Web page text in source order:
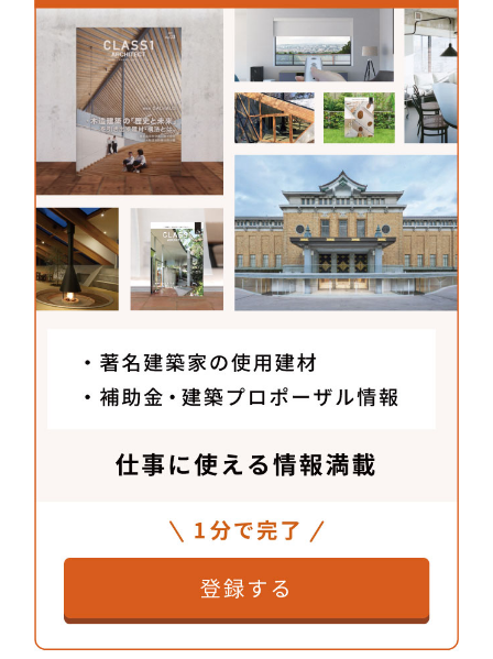
「当時集落があった頃と同じように建てていくこ
とで、その地で暮らしていた先人の知恵が備わった
建ち方になるのではないか」。それが、土地を活か
した建築、つまり「建物としての地産地消」とは何
かを考えていた本瀬氏と齋田氏が辿り着いた答えだ
った。消滅前の集落の宅地図を参考に配棟を決め、
当時使われていた民家の外壁や建具を再利用。「雪
割り」と呼ばれる豪雪地帯特有の屋根も、その役割
を踏襲しつつ現代的な形状にデザインした。これ
は、純粋な集落の復元ではない。地縁がなく富山出
身でもない二人だからこそ持っていた思考と、現代
「当初はお客さんをもてなす空間として万全を期す
て頼るのではなく、この土地の人の営みも含めて“地
産地消”と捉え直したことがプロジェクトの岐路でし
の住民がずっと水源の管理をしていたり、近隣集落
の方々が敷地の管理をしていたそうです。設計や施
工以前に、かつての住民の努力があったからこそ今
回の施設の実現につながったのだと思います」と二
人は語る。地産地消の建築は、消滅集落の面影を残